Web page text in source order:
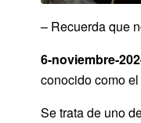
– Recuerda que
6-noviembre-
conocido como el
Se trata de uno